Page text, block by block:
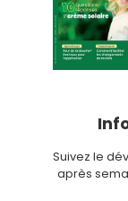
Suivez le
après